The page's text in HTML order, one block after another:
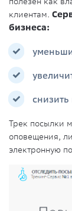
клиентам.
бизнеса:
Трек посылки
оповещения,
электронную